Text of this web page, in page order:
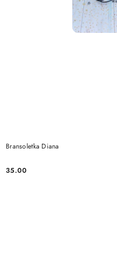
Bransoletka Diana
Cena:
35.00